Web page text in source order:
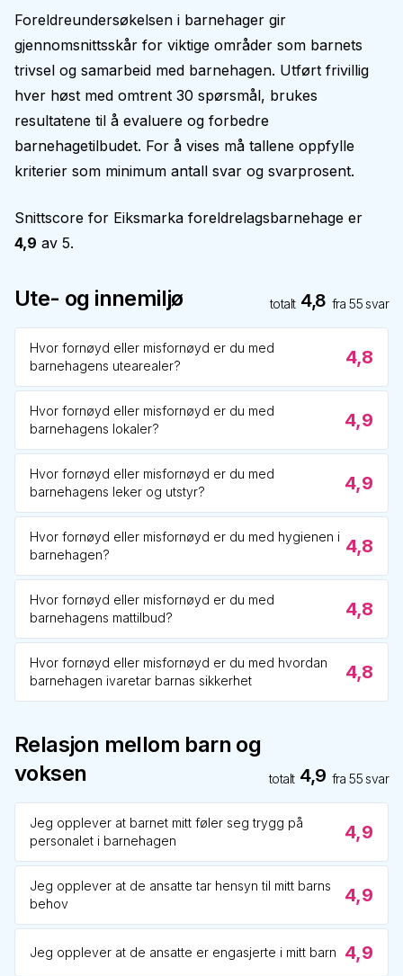
Foreldreundersøkelsen i barnehager gir
gjennomsnittsskår for viktige områder som barnets
trivsel og samarbeid med barnehagen. Utført frivillig
hver høst med omtrent 30 spørsmål, brukes
resultatene til å evaluere og forbedre
barnehagetilbudet. For å vises må tallene oppfylle
kriterier som minimum antall svar og svarprosent.
Snittscore for Eiksmarka foreldrelagsbarnehage er
4,9 av 5.
Ute- og innemiljø totalt 4,8 fra55 svar
Hvor fornøyd eller misfornøyd er du med
barnehagens utearealer?
4,8
Hvor fornøyd eller misfornøyd er du med
barnehagens lokaler?
4,9
Hvor fornøyd eller misfornøyd er du med
barnehagens leker og utstyr?
4,9
Hvor fornøyd eller misfornøyd er du med hygienen i
barnehagen?
4,8
Hvor fornøyd eller misfornøyd er du med
barnehagens mattilbud?
4,8
Hvor fornøyd eller misfornøyd er du med hvordan
barnehagen ivaretar barnas sikkerhet
4,8
Relasjon mellom barn og
voksen
totalt 4,9 fra55 svar
Jeg opplever at barnet mitt føler seg trygg på
personalet i barnehagen
4,9
Jeg opplever at de ansatte tar hensyn til mitt barns
behov
4,9
Jeg opplever at de ansatte er engasjerte i mitt barn 4,9